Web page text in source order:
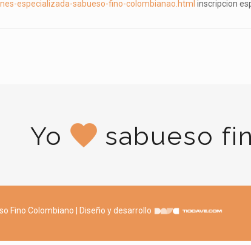
especializada-sabueso-fino-colombianao.htmlinscripcion
Yo sabueso
Fino Colombiano | Diseño y desarrollo